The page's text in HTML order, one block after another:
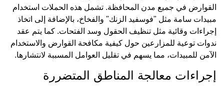
القوارض في جميع مدن المحافظة. تشمل هذه الحملات استخدام
مبيدات سامة مثل "فوسفيد الزنك" والفخاخ، بالإضافة إلى اتخاذ
إجراءات وقائية مثل تنظيف الحقول وسد الفتحات. كما يتم عقد
ندوات توعية للمزارعين حول كيفية مكافحة القوارض والاستخدام
الآمن للمبيدات، مما يسهم في تقليل العوامل المسببة لانتشارها.
إجراءات معالجة المناطق المتضررة